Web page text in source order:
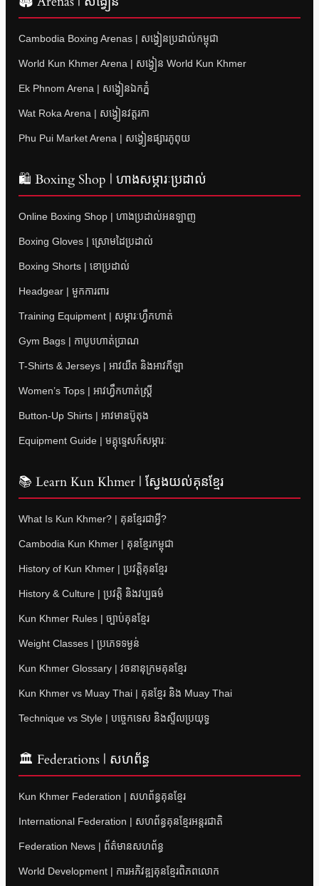
Cambodia Boxing Arenas | សង្វៀនប្រដាល់កម្ពុជា
World Kun Khmer Arena | សង្វៀន World Kun Khmer
Ek Phnom Arena | សង្វៀនឯកភ្នំ
Wat Roka Arena | សង្វៀនវត្តរកា
Phu Pui Market Arena | សង្វៀនផ្សារភូពុយ
🛍 Boxing Shop | ហាងសម្ភារៈប្រដាល់
Online Boxing Shop | ហាងប្រដាល់អនឡាញ
Boxing Gloves | ស្រោមដៃប្រដាល់
Boxing Shorts | ខោប្រដាល់
Headgear | មួកការពារ
Training Equipment | សម្ភារៈហ្វឹកហាត់
Gym Bags | កាបូបហាត់ប្រាណ
T-Shirts & Jerseys | អាវយឺត និងអាវកីឡា
Women’s Tops | អាវហ្វឹកហាត់ស្ត្រី
Button-Up Shirts | អាវមានប៊ូតុង
Equipment Guide | មគ្គុទ្ទេសក៍សម្ភារៈ
📚 Learn Kun Khmer | ស្វែងយល់គុនខ្មែរ
What Is Kun Khmer? | គុនខ្មែរជាអ្វី?
Cambodia Kun Khmer | គុនខ្មែរកម្ពុជា
History of Kun Khmer | ប្រវត្តិគុនខ្មែរ
History & Culture | ប្រវត្តិ និងវប្បធម៌
Kun Khmer Rules | ច្បាប់គុនខ្មែរ
Weight Classes | ប្រភេទទម្ងន់
Kun Khmer Glossary | វចនានុក្រមគុនខ្មែរ
Kun Khmer vs Muay Thai | គុនខ្មែរ និង Muay Thai
Technique vs Style | បច្ចេកទេស និងស្ទីលប្រយុទ្ធ
🏛 Federations | សហព័ន្ធ
Kun Khmer Federation | សហព័ន្ធគុនខ្មែរ
International Federation | សហព័ន្ធគុនខ្មែរអន្តរជាតិ
Federation News | ព័ត៌មានសហព័ន្ធ
World Development | ការអភិវឌ្ឍគុនខ្មែរពិភពលោក